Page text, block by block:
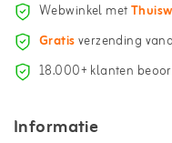
Webwinkel met
Gratisverzending
18.000+ klanten
Informatie